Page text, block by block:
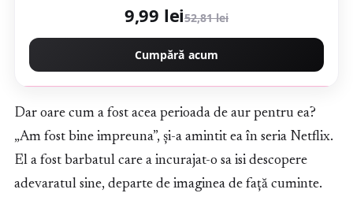
9,99 lei52,81 lei
Cumpără acum
Dar oare cum a fost acea perioada de aur pentru ea?
„Am fost bine impreuna”, și-a amintit ea în seria Netflix.
El a fost barbatul care a incurajat-o sa isi descopere
adevaratul sine, departe de imaginea de față cuminte.